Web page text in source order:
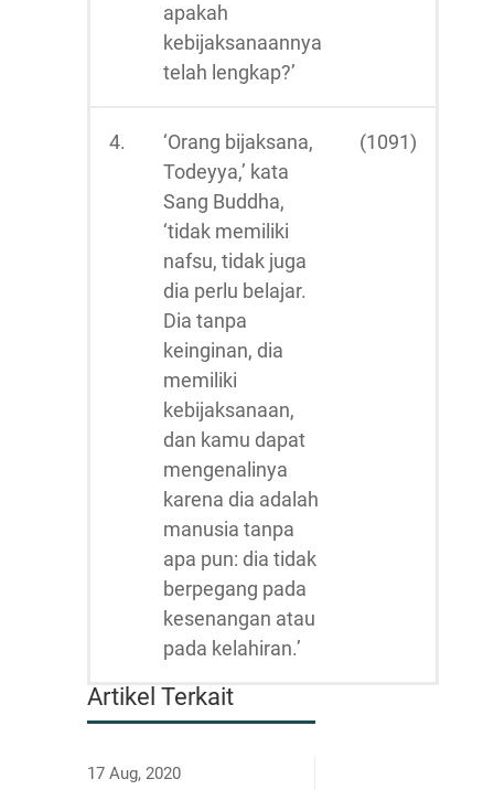
apakah
kebijaksanaannya
telah lengkap?’
4.
‘Orang bijaksana,
Todeyya,’ kata
Sang Buddha,
‘tidak memiliki
nafsu, tidak juga
dia perlu belajar.
Dia tanpa
keinginan, dia
memiliki
kebijaksanaan,
dan kamu dapat
mengenalinya
karena dia adalah
manusia tanpa
apa pun: dia tidak
berpegang pada
kesenangan atau
pada kelahiran.’
(1091)
Artikel Terkait
17 Aug, 2020